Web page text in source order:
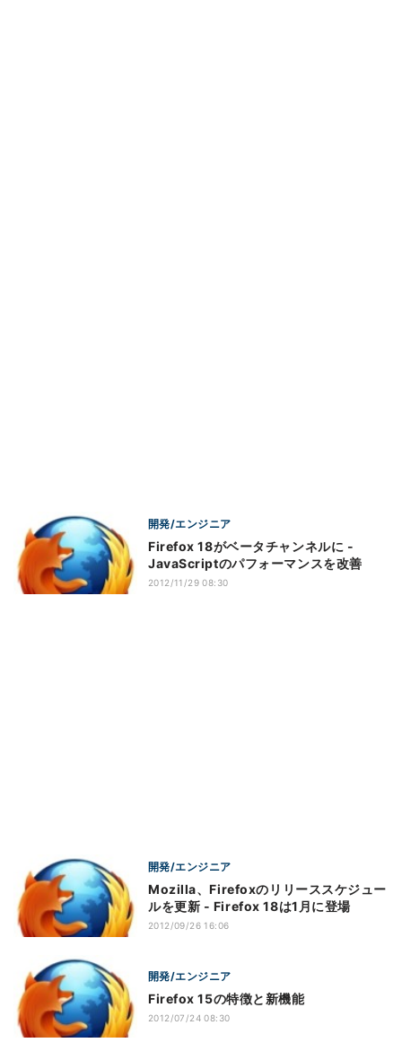
開発/エンジニア
Firefox 18がベータチャンネルに -
JavaScriptのパフォーマンスを改善
2012/11/29 08:30
開発/エンジニア
Mozilla、Firefoxのリリーススケジュー
ルを更新 - Firefox 18は1月に登場
2012/09/26 16:06
開発/エンジニア
Firefox 15の特徴と新機能
2012/07/24 08:30